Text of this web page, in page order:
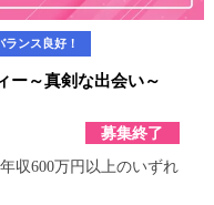
ランス良好！
ー～真剣な出会い～
募集終了
収600万円以上のいずれ